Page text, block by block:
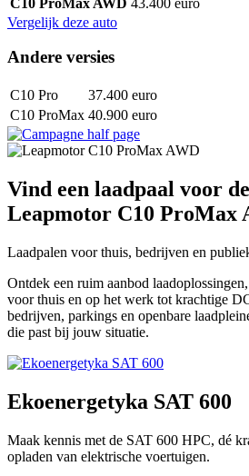
Vergelijk deze auto
Andere versies
C10 Pro
37.400 euro
C10 ProMax 40.900 euro
Vind een laadpaal voor de
Leapmotor C10 ProMax
Laadpalen voor thuis, bedrijven en
Ontdek een ruim aanbod
voor thuis en op het werk tot krachtige
bedrijven, parkings en openbare
die past bij jouw situatie.
Ekoenergetyka SAT 600
Maak kennis met de SAT 600 HPC, dé
opladen van elektrische voertuigen.